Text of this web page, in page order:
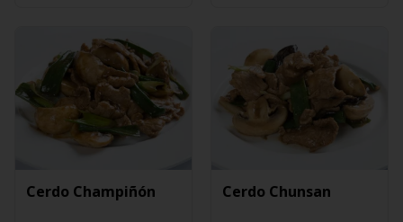
Cerdo Champiñón Cerdo Chunsan